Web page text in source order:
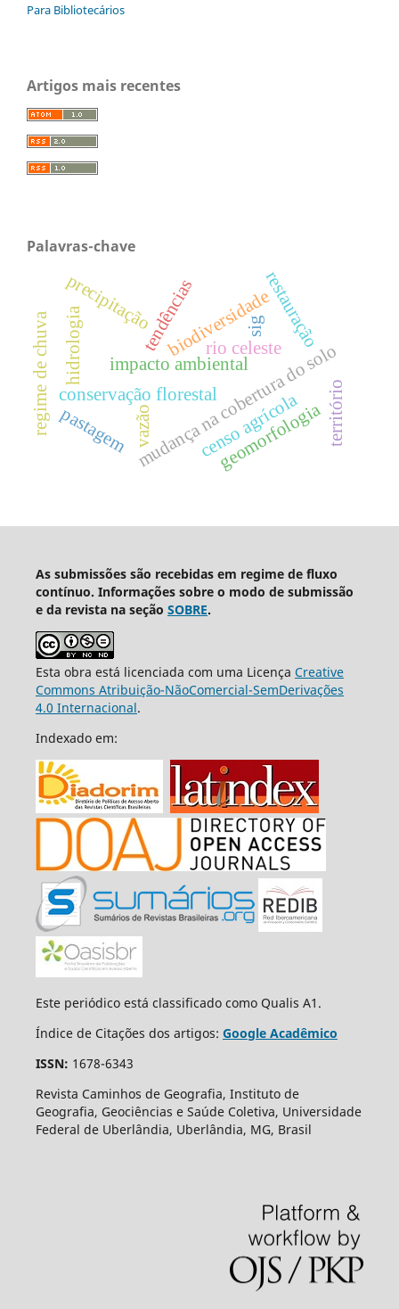
Para Bibliotecários
Artigos mais recentes
Palavras-chave
conservação florestal
impacto ambiental
censo agrícola
biodiversidade
mudança na cobertura do solo
rio celeste
tendências
precipitação
vazão geomorfologia
hidrologia
regime de chuva território
restauração
pastagem
sig
As submissões são recebidas em regime de fluxo
contínuo. Informações sobre o modo de submissão
e da revista na seção SOBRE.
Esta obra está licenciada com uma Licença Creative
Commons Atribuição-NãoComercial-SemDerivações
4.0 Internacional.
Indexado em:
Este periódico está classificado como Qualis A1.
Índice de Citações dos artigos: Google Acadêmico
ISSN: 1678-6343
Revista Caminhos de Geografia, Instituto de
Geografia, Geociências e Saúde Coletiva, Universidade
Federal de Uberlândia, Uberlândia, MG, Brasil